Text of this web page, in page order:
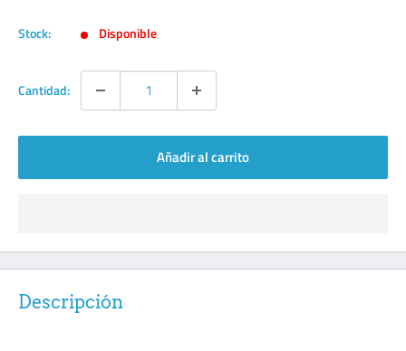
de
venta
Stock: Disponible
Cantidad:
Añadir al carrito
Descripción